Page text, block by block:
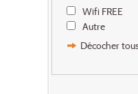
Wifi FREE
Autre
Décocher